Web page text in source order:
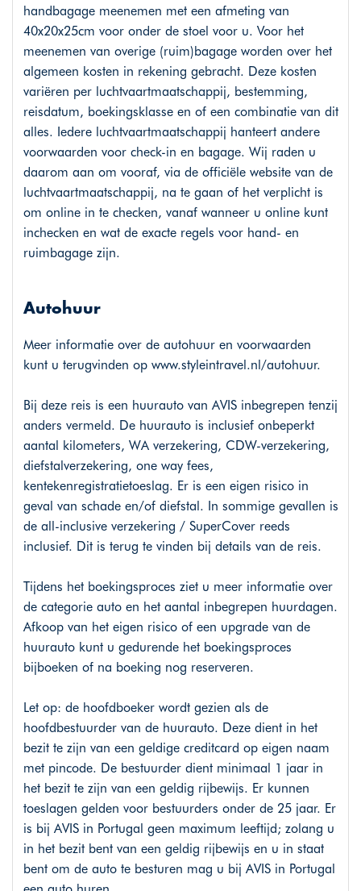
handbagage meenemen met een afmeting van
40x20x25cm voor onder de stoel voor u. Voor het
meenemen van overige (ruim)bagage worden over het
algemeen kosten in rekening gebracht. Deze kosten
variëren per luchtvaartmaatschappij, bestemming,
reisdatum, boekingsklasse en of een combinatie van dit
alles. Iedere luchtvaartmaatschappij hanteert andere
voorwaarden voor check-in en bagage. Wij raden u
daarom aan om vooraf, via de officiële website van de
luchtvaartmaatschappij, na te gaan of het verplicht is
om online in te checken, vanaf wanneer u online kunt
inchecken en wat de exacte regels voor hand- en
ruimbagage zijn.
Autohuur
Meer informatie over de autohuur en voorwaarden
kunt u terugvinden op www.styleintravel.nl/autohuur.
Bij deze reis is een huurauto van AVIS inbegrepen tenzij
anders vermeld. De huurauto is inclusief onbeperkt
aantal kilometers, WA verzekering, CDW-verzekering,
diefstalverzekering, one way fees,
kentekenregistratietoeslag. Er is een eigen risico in
geval van schade en/of diefstal. In sommige gevallen is
de all-inclusive verzekering / SuperCover reeds
inclusief. Dit is terug te vinden bij details van de reis.
Tijdens het boekingsproces ziet u meer informatie over
de categorie auto en het aantal inbegrepen huurdagen.
Afkoop van het eigen risico of een upgrade van de
huurauto kunt u gedurende het boekingsproces
bijboeken of na boeking nog reserveren.
Let op: de hoofdboeker wordt gezien als de
hoofdbestuurder van de huurauto. Deze dient in het
bezit te zijn van een geldige creditcard op eigen naam
met pincode. De bestuurder dient minimaal 1 jaar in
het bezit te zijn van een geldig rijbewijs. Er kunnen
toeslagen gelden voor bestuurders onder de 25 jaar. Er
is bij AVIS in Portugal geen maximum leeftijd; zolang u
in het bezit bent van een geldig rijbewijs en u in staat
bent om de auto te besturen mag u bij AVIS in Portugal